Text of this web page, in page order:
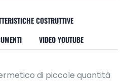
COSTRUTTIVE
VIDEO YOUTUBE
di piccole quantità